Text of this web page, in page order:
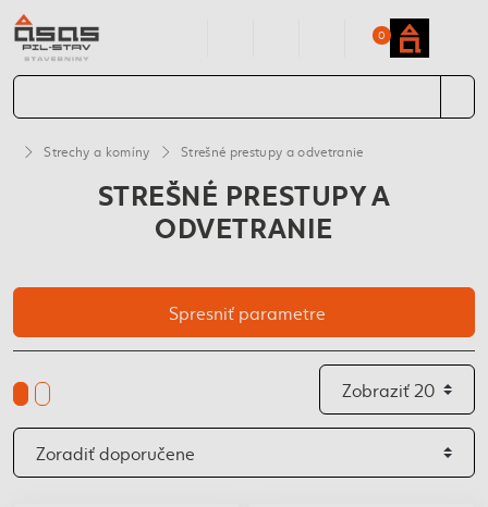
0
Strechy a komíny Strešné prestupy a odvetranie
STREŠNÉ PRESTUPY A
ODVETRANIE
Spresniť parametre